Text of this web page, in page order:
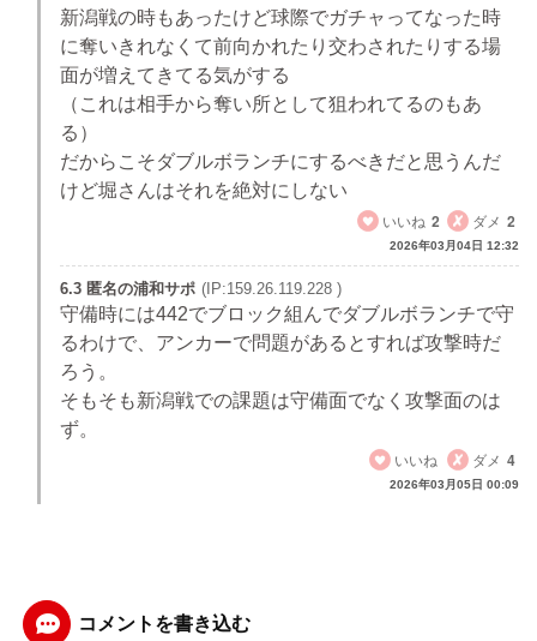
新潟戦の時もあったけど球際でガチャってなった時
に奪いきれなくて前向かれたり交わされたりする場
面が増えてきてる気がする
（これは相手から奪い所として狙われてるのもあ
る）
だからこそダブルボランチにするべきだと思うんだ
けど堀さんはそれを絶対にしない
いいね 2 ダメ 2
2026年03月04日 12:32
6.3 匿名の浦和サポ (IP:159.26.119.228 )
守備時には442でブロック組んでダブルボランチで守
るわけで、アンカーで問題があるとすれば攻撃時だ
ろう。
そもそも新潟戦での課題は守備面でなく攻撃面のは
ず。
いいね
ダメ 4
2026年03月05日 00:09
コメントを書き込む